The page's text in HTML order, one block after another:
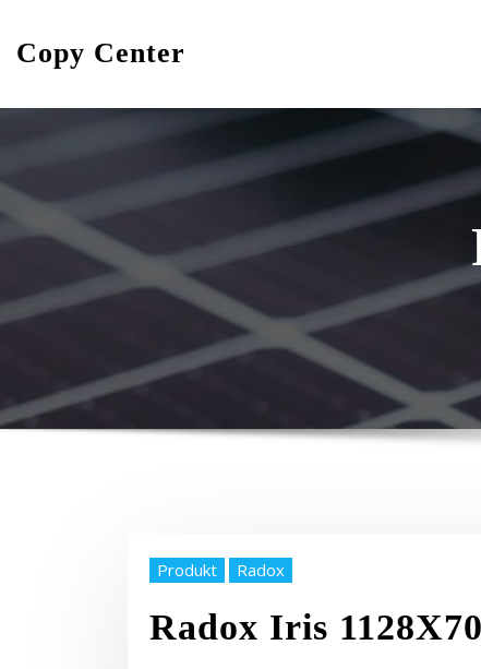
content
Copy Center
Produkt Radox
Radox Iris